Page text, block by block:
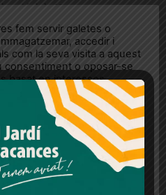
dels 10 anys
NOTÍCIES AL
AL WHATSAPP!
fem servir galetes o
accedir i
com la seva visita a aquest
consentiment o oposar-se
basat en interessos
fent clic a "Ajustos de
de privacitat en aquest
dones el teu
Rebutjar tot